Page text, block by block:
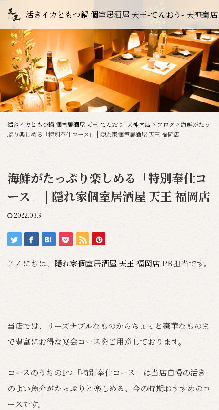
活きイカともつ鍋 個室居酒屋 天王-てんおう- 天神南店
活きイカともつ鍋 個室居酒屋 天王-てんおう- 天神南店> ブログ> 海鮮がたっ
ぷり楽しめる「特別奉仕コース」 | 隠れ家個室居酒屋 天王 福岡店
海鮮がたっぷり楽しめる「特別奉仕コ
ース」 | 隠れ家個室居酒屋 天王 福岡店
2022.03.9
こんにちは、 隠れ家個室居酒屋 天王 福岡店 PR担当です。
当店では、リーズナブルなものからちょっと豪華なものま
で豊富にお得な宴会コースをご用意しております。
コースのうちの1つ「特別奉仕コース」は当店自慢の活き
のよい魚介がたっぷりと楽しめる、今の時期おすすめのコ
ースです。